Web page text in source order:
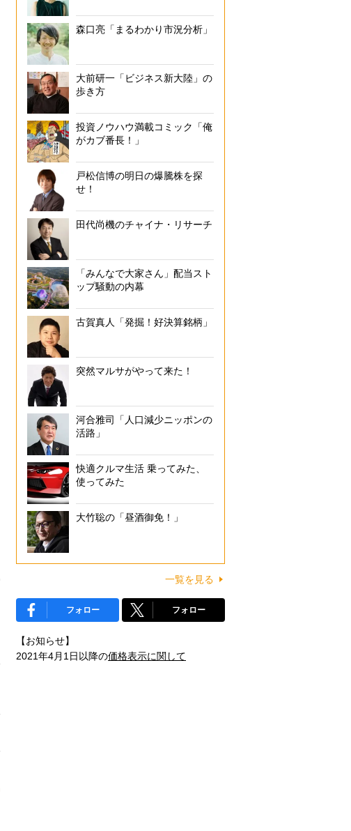
森口亮「まるわかり市況分析」
大前研一「ビジネス新大陸」の
歩き方
投資ノウハウ満載コミック「俺
がカブ番長！」
戸松信博の明日の爆騰株を探
せ！
田代尚機のチャイナ・リサーチ
「みんなで大家さん」配当スト
ップ騒動の内幕
古賀真人「発掘！好決算銘柄」
突然マルサがやって来た！
河合雅司「人口減少ニッポンの
活路」
快適クルマ生活 乗ってみた、
使ってみた
大竹聡の「昼酒御免！」
一覧を見る
フォロー フォロー
【お知らせ】
2021年4月1日以降の価格表示に関して